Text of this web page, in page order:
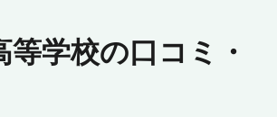
学校の口コミ・